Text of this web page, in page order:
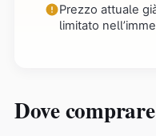
Prezzo attuale
limitato
Dove